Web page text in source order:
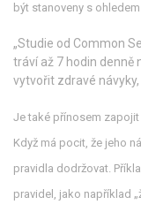
být stanoveny s
„Studie od Common
tráví až 7 hodin denně
vytvořit zdravé
Je také přínosem
Když má pocit, že jeho
pravidla dodržovat.
pravidel, jako například